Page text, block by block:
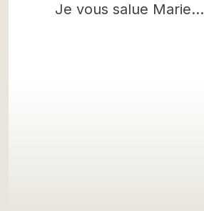
Je vous salue Marie…